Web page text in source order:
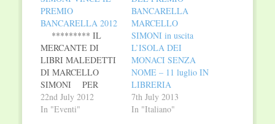
PREMIO
BANCARELLA 2012
********* IL
MERCANTE DI
LIBRI MALEDETTI
DI MARCELLO
SIMONI PER
OLTRE SEI MESI
TRA I PRIMI 10
22nd July 2012
In "Eventi"
BANCARELLA
MARCELLO
SIMONI in uscita
L’ISOLA DEI
MONACI SENZA
NOME – 11 luglio IN
LIBRERIA
7th July 2013
In "Italiano"